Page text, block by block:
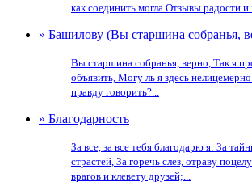
как соединить могла Отзывы радости и
» Башилову (Вы старшина собранья,
Вы старшина собранья, верно, Так я
объявить, Могу ль я здесь нелицемерно
правду говорить?...
» Благодарность
За все, за все тебя благодарю я: За
страстей, За горечь слез, отраву
врагов и клевету друзей;...